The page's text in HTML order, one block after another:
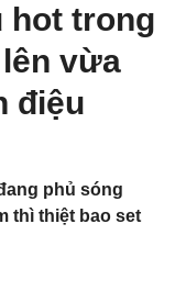
hot trong
vừa
điệu
phủ sóng
thì thiệt bao set